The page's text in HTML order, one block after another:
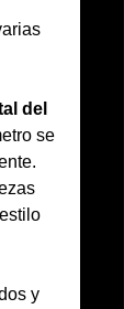
del
se
y